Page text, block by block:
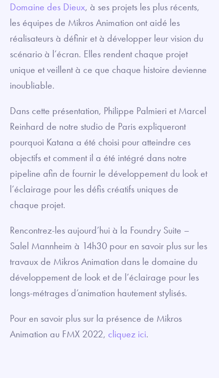
Domaine des Dieux, à ses projets les plus récents,
les équipes de Mikros Animation ont aidé les
réalisateurs à définir et à développer leur vision du
scénario à l’écran. Elles rendent chaque projet
unique et veillent à ce que chaque histoire devienne
inoubliable.
Dans cette présentation, Philippe Palmieri et Marcel
Reinhard de notre studio de Paris expliqueront
pourquoi Katana a été choisi pour atteindre ces
objectifs et comment il a été intégré dans notre
pipeline afin de fournir le développement du look et
l’éclairage pour les défis créatifs uniques de
chaque projet.
Rencontrez-les aujourd’hui à la Foundry Suite –
Salel Mannheim à 14h30 pour en savoir plus sur les
travaux de Mikros Animation dans le domaine du
développement de look et de l’éclairage pour les
longs-métrages d’animation hautement stylisés.
Pour en savoir plus sur la présence de Mikros
Animation au FMX 2022, cliquez ici.